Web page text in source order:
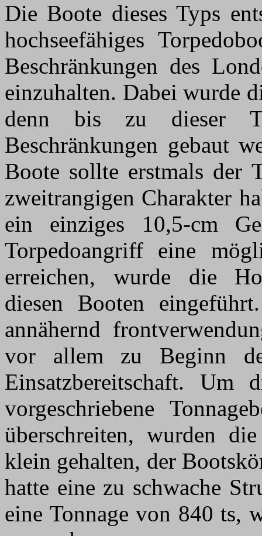
Die Boote dieses Typs
hochseefähiges
Beschränkungen des
einzuhalten. Dabei wurde
denn bis zu dieser
Beschränkungen gebaut
Boote sollte erstmals der
zweitrangigen Charakter
ein einziges 10,5-cm
Torpedoangriff eine
erreichen, wurde die
diesen Booten
annähernd
vor allem zu Beginn
Einsatzbereitschaft. Um
vorgeschriebene
überschreiten, wurden
klein gehalten, der
hatte eine zu schwache
eine Tonnage von 840 ts,